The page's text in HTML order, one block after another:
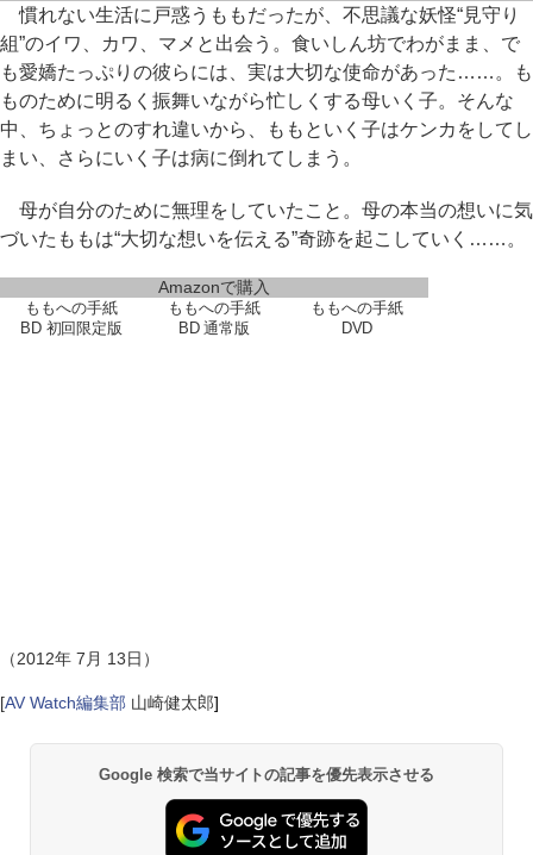
慣れない生活に戸惑うももだったが、不思議な妖怪“見守り
組”のイワ、カワ、マメと出会う。食いしん坊でわがまま、で
も愛嬌たっぷりの彼らには、実は大切な使命があった……。も
ものために明るく振舞いながら忙しくする母いく子。そんな
中、ちょっとのすれ違いから、ももといく子はケンカをしてし
まい、さらにいく子は病に倒れてしまう。
母が自分のために無理をしていたこと。母の本当の想いに気
づいたももは“大切な想いを伝える”奇跡を起こしていく……。
Amazonで購入
ももへの手紙
BD 初回限定版
ももへの手紙
BD 通常版
ももへの手紙
DVD
（2012年 7月 13日）
[AV Watch編集部 山崎健太郎]
Google 検索で当サイトの記事を優先表示させる